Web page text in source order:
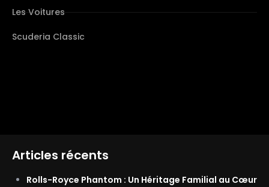
Les Voitures
Scuderia Classic
Articles récents
Rolls-Royce Phantom : Un Héritage Familial au Cœur